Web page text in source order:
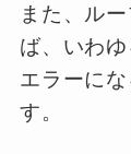
また、ル
ば、いわゆ
エラーに
す。